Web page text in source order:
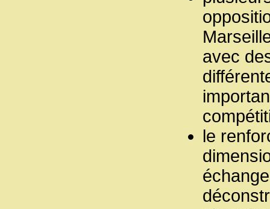
avec
le